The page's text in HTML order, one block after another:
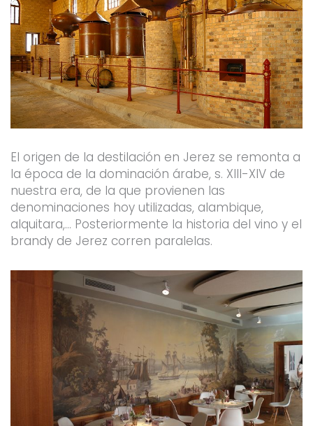
El origen de la destilación en Jerez se remonta a
la época de la dominación árabe, s. XIII-XIV de
nuestra era, de la que provienen las
denominaciones hoy utilizadas, alambique,
alquitara,… Posteriormente la historia del vino y el
brandy de Jerez corren paralelas.